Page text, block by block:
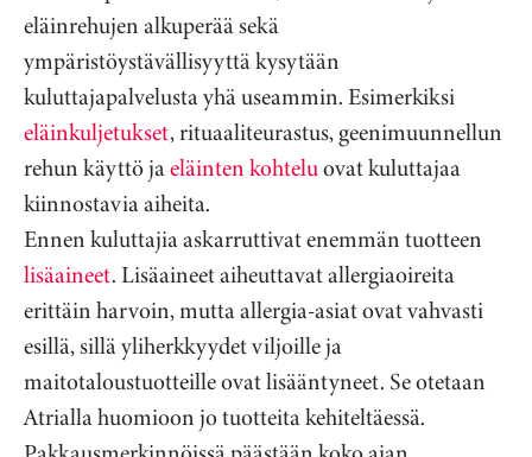
eläinrehujen alkuperää sekä
ympäristöystävällisyyttä kysytään
kuluttajapalvelusta yhä useammin. Esimerkiksi
eläinkuljetukset, rituaaliteurastus, geenimuunnellun
rehun käyttö jaeläinten kohteluovat kuluttajaa
kiinnostavia aiheita.
Ennen kuluttajia askarruttivat enemmän tuotteen
lisäaineet. Lisäaineet aiheuttavat allergiaoireita
erittäin harvoin, mutta allergia-asiat ovat vahvasti
esillä, sillä yliherkkyydet viljoille ja
maitotaloustuotteille ovat lisääntyneet. Se otetaan
Atrialla huomioon jo tuotteita kehiteltäessä.